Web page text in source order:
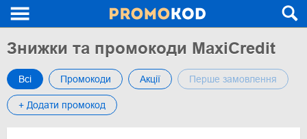
Знижки та промокоди MaxiCredit
Всі Промокоди Акції Перше замовлення
+ Додати промокод